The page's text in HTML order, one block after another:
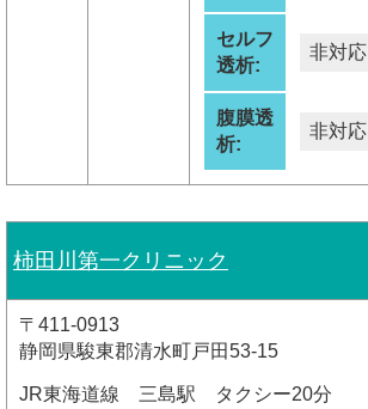
セルフ
透析:
非対応
腹膜透
析:
非対応
柿田川第一クリニック
〒411-0913
静岡県駿東郡清水町戸田53-15
JR東海道線 三島駅 タクシー20分